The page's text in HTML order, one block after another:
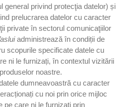
general privind protecţia datelor) și
prelucrarea datelor cu caracter
private în sectorul comunicaţiilor
administrează în condiții de
scopurile specificate datele cu
ni le furnizați, în contextul vizitării
noastre.
dumneavoastră cu caracter
cu noi prin orice mijloc
pe care ni le furnizați prin